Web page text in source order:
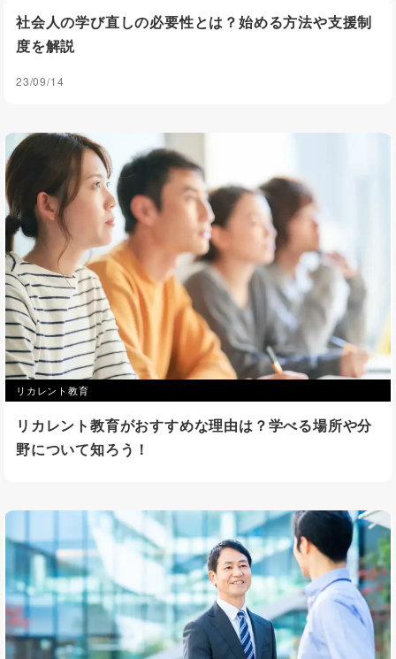
社会人の学び直しの必要性とは？始める方法や支援制
度を解説
23/09/14
リカレント教育
リカレント教育がおすすめな理由は？学べる場所や分
野について知ろう！